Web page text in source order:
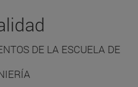
DE LA ESCUELA DE